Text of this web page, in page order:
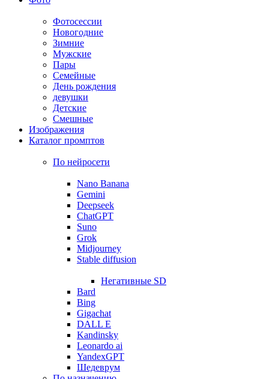
Фотосессии
Новогодние
Зимние
Мужские
Пары
Семейные
День рождения
девушки
Детские
Смешные
Изображения
Каталог промптов
По нейросети
Nano Banana
Gemini
Deepseek
ChatGPT
Suno
Grok
Midjourney
Stable diffusion
Негативные SD
Bard
Bing
Gigachat
DALL E
Kandinsky
Leonardo ai
YandexGPT
Шедеврум